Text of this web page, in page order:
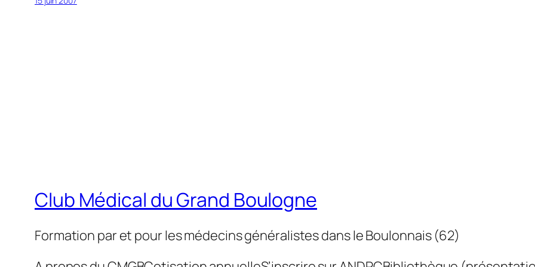
Club Médical du Grand Boulogne
Formation par et pour les médecins généralistes dans le Boulonnais (62)